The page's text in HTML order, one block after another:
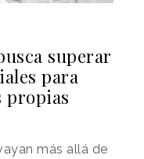
superar
para
propias
más allá de